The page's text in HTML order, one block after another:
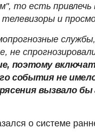
то есть
телевизоры и
не
поэтому
события не
вызвало
о системе